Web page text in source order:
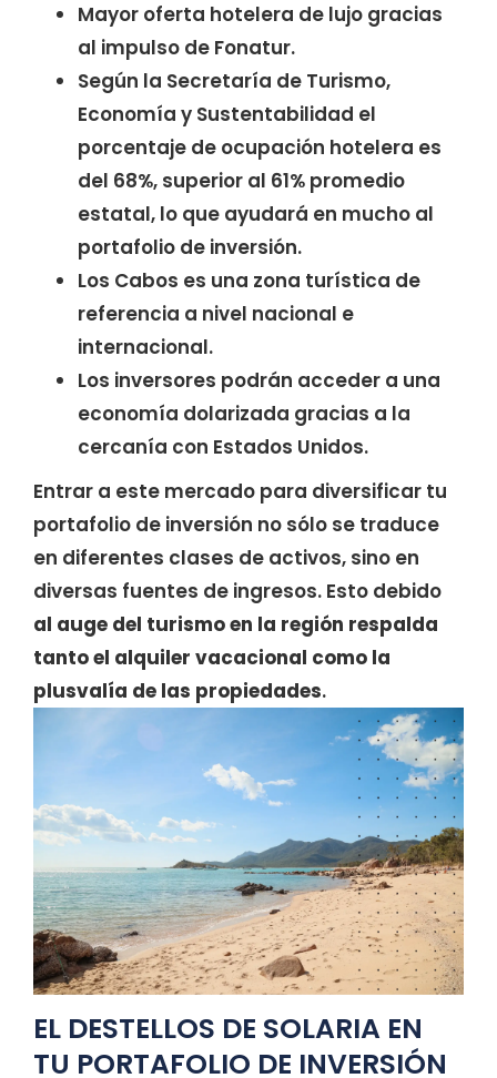
Mayor oferta hotelera de lujo gracias
al impulso de Fonatur.
Según la Secretaría de Turismo,
Economía y Sustentabilidad el
porcentaje de ocupación hotelera es
del 68%, superior al 61% promedio
estatal, lo que ayudará en mucho al
portafolio de inversión.
Los Cabos es una zona turística de
referencia a nivel nacional e
internacional.
Los inversores podrán acceder a una
economía dolarizada gracias a la
cercanía con Estados Unidos.
Entrar a este mercado para diversificar tu
portafolio de inversión no sólo se traduce
en diferentes clases de activos, sino en
diversas fuentes de ingresos. Esto debido
al auge del turismo en la región respalda
tanto el alquiler vacacional como la
plusvalía de las propiedades.
EL DESTELLOS DE SOLARIA EN
TU PORTAFOLIO DE INVERSIÓN